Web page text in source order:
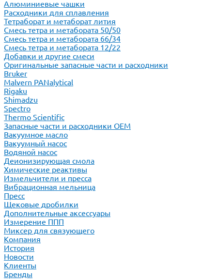
Алюминиевые чашки
Расходники для сплавления
Тетраборат и метаборат лития
Смесь тетра и метабората 50/50
Смесь тетра и метабората 66/34
Смесь тетра и метабората 12/22
Добавки и другие смеси
Оригинальные запасные части и расходники
Bruker
Malvern PANalytical
Rigaku
Shimadzu
Spectro
Thermo Scientific
Запасные части и расходники ОЕМ
Вакуумное масло
Вакуумный насос
Водяной насос
Деионизирующая смола
Химические реактивы
Измельчители и пресса
Вибрационная мельница
Пресс
Щековые дробилки
Дополнительные аксессуары
Измерение ППП
Миксер для связующего
Компания
История
Новости
Клиенты
Бренды